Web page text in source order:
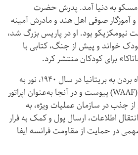
اول ژانویه ۱۹۱۴ در مسکو به دنیا آمد. پدرش حضرت
آموزگار صوفی اهل هند و مادرش آمینه
نیومکزیکو بود. او در پاریس بزرگ شد،
خواند و پیش از جنگ، کتابی با
برای کودکان منتشر کرد.
پس از فرار از فرانسه و پناه بردن به بریتانیا در سال ۱۹۴۰، نور به
نیروی کمکی هوایی زنان (WAAF) پیوست و در آنجا به‌عنوان اپراتور
جذب در سازمان عملیات ویژه، به
اطلاعات، ارسال پول و کمک به فرار
در حمایت از مقاومت فرانسه ایفا